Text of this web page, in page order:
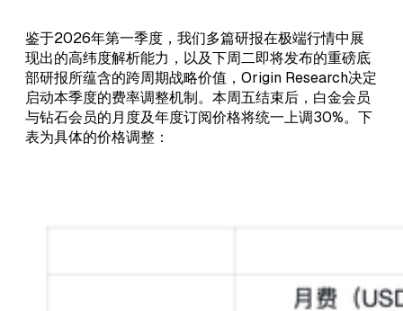
鉴于2026年第一季度，我们多篇研报在极端行情中展
现出的高纬度解析能力，以及下周二即将发布的重磅底
部研报所蕴含的跨周期战略价值，Origin Research决定
启动本季度的费率调整机制。本周五结束后，白金会员
与钻石会员的月度及年度订阅价格将统一上调30%。下
表为具体的价格调整：